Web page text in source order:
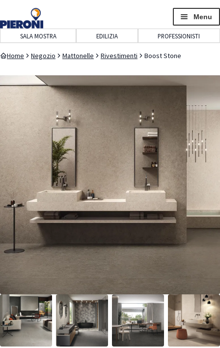
navigazione
contenuto
Menu
SALA MOSTRA EDILIZIA PROFESSIONISTI
Home Negozio Mattonelle Rivestimenti Boost Stone